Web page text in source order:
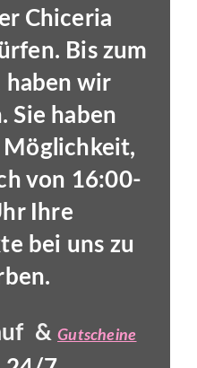
Chiceria
Bis zum
haben wir
Sie haben
von 16:00-
Ihre
bei uns zu
&Gutscheine